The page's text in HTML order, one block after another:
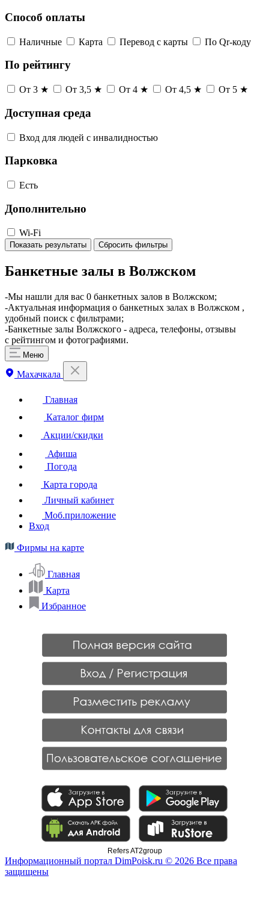
Способ оплаты
Наличные Карта Перевод с карты По Qr-коду
По рейтингу
От 3 ★ От 3,5 ★ От 4 ★ От 4,5 ★ От 5 ★
Доступная среда
Вход для людей с инвалидностью
Парковка
Есть
Дополнительно
Wi-Fi
Показать результаты Сбросить фильтры
Банкетные залы в Волжском
-Мы нашли для вас 0 банкетных залов в Волжском;
-Актуальная информация о банкетных залах в Волжском ,
удобный поиск с фильтрами;
-Банкетные залы Волжского - адреса, телефоны, отзывы
с рейтингом и фотографиями.
Меню
Махачкала
Главная
Каталог фирм
Акции/скидки
Афиша
Погода
Карта города
Личный кабинет
Моб.приложение
Вход
Фирмы на карте
Главная
Карта
Избранное
Refers AT2group
Информационный портал DimPoisk.ru © 2026 Все права
защищены